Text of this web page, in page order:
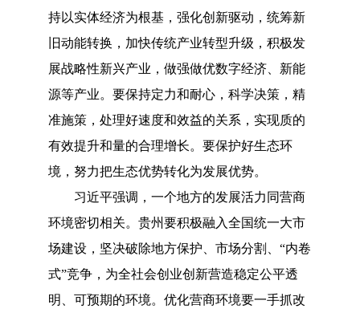
持以实体经济为根基，强化创新驱动，统筹新
旧动能转换，加快传统产业转型升级，积极发
展战略性新兴产业，做强做优数字经济、新能
源等产业。要保持定力和耐心，科学决策，精
准施策，处理好速度和效益的关系，实现质的
有效提升和量的合理增长。要保护好生态环
境，努力把生态优势转化为发展优势。
习近平强调，一个地方的发展活力同营商
环境密切相关。贵州要积极融入全国统一大市
场建设，坚决破除地方保护、市场分割、 “内卷
式”竞争，为全社会创业创新营造稳定公平透
明、可预期的环境。优化营商环境要一手抓改